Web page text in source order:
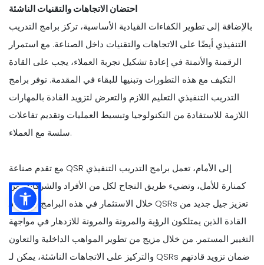
احتضان الاتجاهات والتقنيات الناشئة
بالإضافة إلى تطوير الكفاءات القيادية الأساسية، تركز برامج التدريب
التنفيذي أيضًا على الاتجاهات والتقنيات داخل الصناعة. مع استمرار
الرقمنة والأتمتة في إعادة تشكيل تجربة العملاء، يجب على القادة
التكيف مع هذه التطورات وتبنيها للبقاء في المقدمة. توفر برامج
التدريب التنفيذي التعليم اللازم والتعرض لتزويد القادة بالمهارات
اللازمة للاستفادة من التكنولوجيا وتبسيط العمليات وتقديم تفاعلات
سلسة مع العملاء.
مع تقدم صناعة QSR إلى الأمام، تعمل برامج التدريب التنفيذي
كمنارة للأمل، وتضيء طريق النجاح لكل من الأفراد والشركات. من
خلال الاستثمار في هذه البرامج، يمكن لـ QSRs تعزيز جيل جديد من
القادة الذين يمتلكون الرؤية والمرونة والمرونة للازدهار في مواجهة
التغيير المستمر. من خلال مزيج من تطوير المواهب الداخلية والتعاون
والتركيز على الاتجاهات الناشئة، يمكن لـ QSRs ضمان تزويد قادتهم